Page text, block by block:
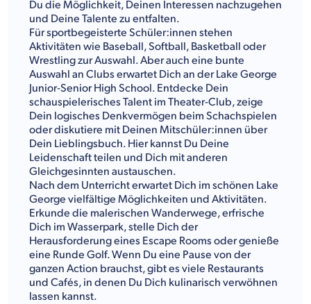
Du die Möglichkeit, Deinen Interessen nachzugehen
und Deine Talente zu entfalten.
Für sportbegeisterte Schüler:innen stehen
Aktivitäten wie Baseball, Softball, Basketball oder
Wrestling zur Auswahl. Aber auch eine bunte
Auswahl an Clubs erwartet Dich an der Lake George
Junior-Senior High School. Entdecke Dein
schauspielerisches Talent im Theater-Club, zeige
Dein logisches Denkvermögen beim Schachspielen
oder diskutiere mit Deinen Mitschüler:innen über
Dein Lieblingsbuch. Hier kannst Du Deine
Leidenschaft teilen und Dich mit anderen
Gleichgesinnten austauschen.
Nach dem Unterricht erwartet Dich im schönen Lake
George vielfältige Möglichkeiten und Aktivitäten.
Erkunde die malerischen Wanderwege, erfrische
Dich im Wasserpark, stelle Dich der
Herausforderung eines Escape Rooms oder genieße
eine Runde Golf. Wenn Du eine Pause von der
ganzen Action brauchst, gibt es viele Restaurants
und Cafés, in denen Du Dich kulinarisch verwöhnen
lassen kannst.